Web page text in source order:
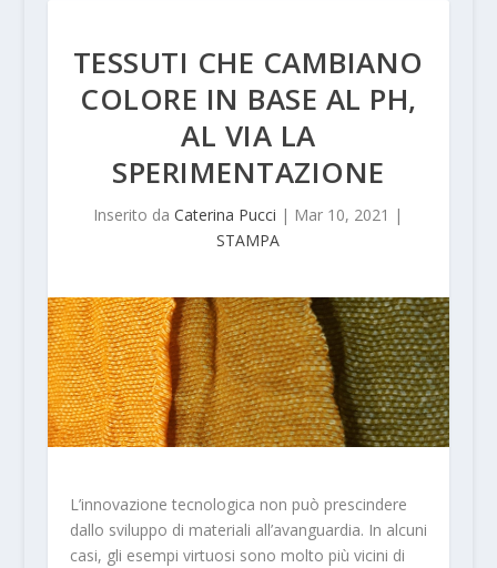
TESSUTI CHE CAMBIANO
COLORE IN BASE AL PH,
AL VIA LA
SPERIMENTAZIONE
Inserito daCaterina Pucci | Mar 10, 2021 |
STAMPA
L’innovazione tecnologica non può prescindere
dallo sviluppo di materiali all’avanguardia. In alcuni
casi, gli esempi virtuosi sono molto più vicini di